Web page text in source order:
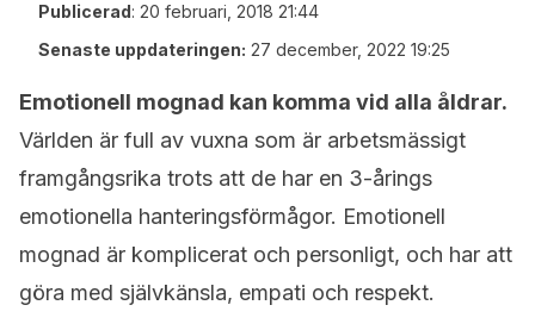
Publicerad: 20 februari, 2018 21:44
Senaste uppdateringen: 27 december, 2022 19:25
Emotionell mognad kan komma vid alla åldrar.
Världen är full av vuxna som är arbetsmässigt
framgångsrika trots att de har en 3-årings
emotionella hanteringsförmågor. Emotionell
mognad är komplicerat och personligt, och har att
göra med självkänsla, empati och respekt.